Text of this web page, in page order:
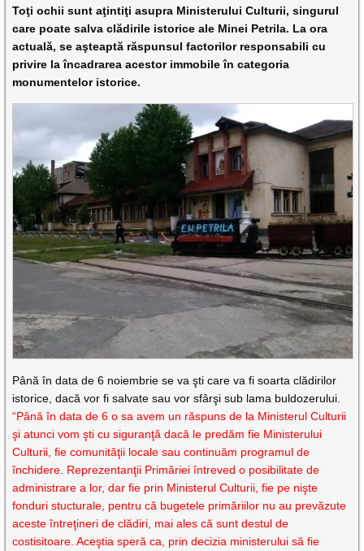
Toţi ochii sunt aţintiţi asupra Ministerului Culturii, singurul
care poate salva clădirile istorice ale Minei Petrila. La ora
actuală, se aşteaptă răspunsul factorilor responsabili cu
privire la încadrarea acestor immobile în categoria
monumentelor istorice.
Până în data de 6 noiembrie se va şti care va fi soarta clădirilor
istorice, dacă vor fi salvate sau vor sfârşi sub lama buldozerului.
“Până în data de 6 o sa avem un răspuns de la Ministerul Culturii
şi atunci vom şti cu siguranţă dacă le predăm fie Ministerului
Culturii, fie comunităţii locale sau continuăm programul de
închidere. Reprezentanţii Primăriei întreved o posibilitate de
administrare a lor, dar fie prin Ministerul Culturii, fie pe nişte
fonduri stucturale, pentru că bugetele primăriilor nu au prevăzute
aceste întreţineri de clădiri, mai ales că sunt destul de
costisitoare. Aceştia speră ca, prin decizia ministerului să fie